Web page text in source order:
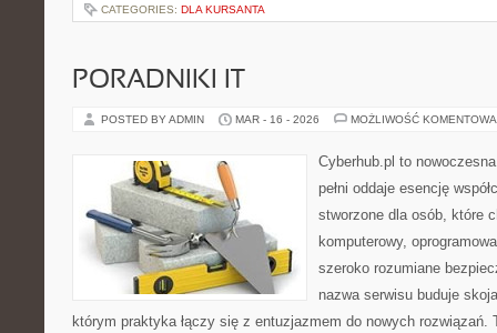
CATEGORIES: DLA KURSANTA
PORADNIKI IT
POSTED BY ADMIN MAR - 16 - 2026 MOŻLIWOŚĆ
Cyberhub.pl to
pełni oddaje esencję
stworzone dla osób, które
komputerowy,
szeroko rozumiane
nazwa serwisu buduje
którym praktyka łączy się z entuzjazmem do nowych rozwiązań.